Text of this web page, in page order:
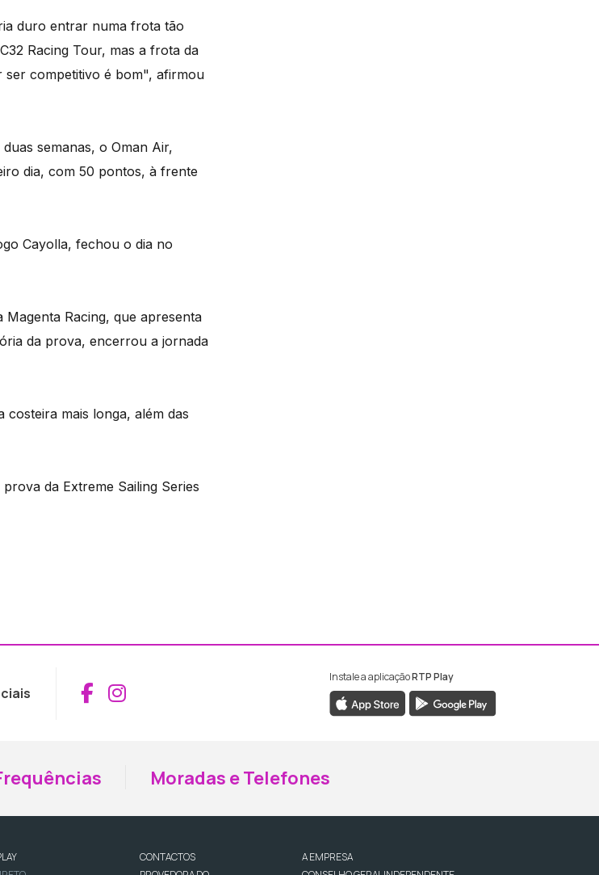
duro entrar numa frota tão
Racing Tour, mas a frota da
ser competitivo é bom", afirmou
semanas, o Oman Air,
dia, com 50 pontos, à frente
Cayolla, fechou o dia no
Magenta Racing, que apresenta
da prova, encerrou a jornada
mais longa, além das
da Extreme Sailing Series
Aceder ao Facebook da RTP Madeira
Aceder ao Instagram da RTP Madeira
Instale a aplicaçãoRTP Play
Moradas e Telefones
CONTACTOS
A EMPRESA